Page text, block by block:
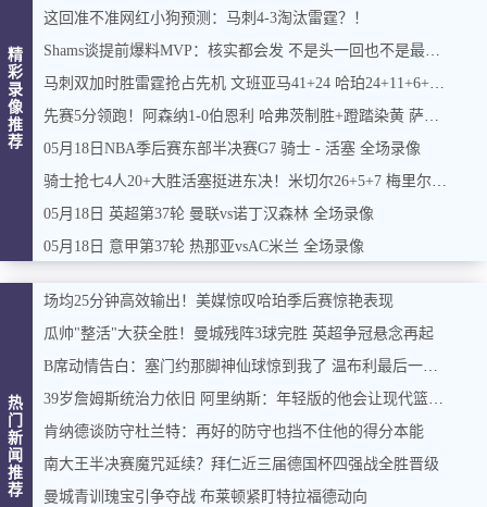
精
彩
录
像
推
荐
这回准不准网红小狗预测：马刺4-3淘汰雷霆？！
Shams谈提前爆料MVP：核实都会发 不是头一回也不是最后一次
马刺双加时胜雷霆抢占先机 文班亚马41+24 哈珀24+11+6+7断
先赛5分领跑！阿森纳1-0伯恩利 哈弗茨制胜+蹬踏染黄 萨卡献助攻
05月18日NBA季后赛东部半决赛G7 骑士 - 活塞 全场录像
骑士抢七4人20+大胜活塞挺进东决！米切尔26+5+7 梅里尔23分
05月18日 英超第37轮 曼联vs诺丁汉森林 全场录像
05月18日 意甲第37轮 热那亚vsAC米兰 全场录像
热
门
新
闻
推
荐
场均25分钟高效输出！美媒惊叹哈珀季后赛惊艳表现
瓜帅"整活"大获全胜！曼城残阵3球完胜 英超争冠悬念再起
B席动情告白：塞门约那脚神仙球惊到我了 温布利最后一舞画完美句点
39岁詹姆斯统治力依旧 阿里纳斯：年轻版的他会让现代篮球束手无策
肯纳德谈防守杜兰特：再好的防守也挡不住他的得分本能
南大王半决赛魔咒延续？拜仁近三届德国杯四强战全胜晋级
曼城青训瑰宝引争夺战 布莱顿紧盯特拉福德动向